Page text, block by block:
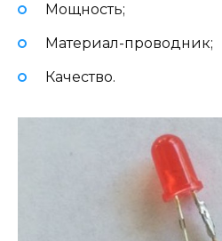
Мощность;
Материал-проводник;
Качество.